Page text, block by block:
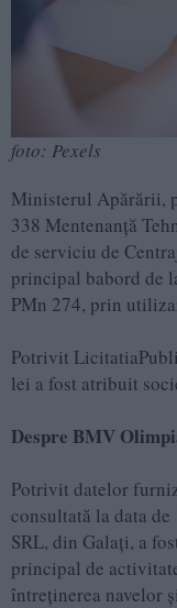
foto: Pexels
Ministerul Apărării,
338 Mentenanţă
de serviciu de
principal babord de
PMn 274, prin
Potrivit
lei a fost atribuit
Despre BMV
Potrivit datelor
consultată la data
SRL, din Galați, a
principal de
întreținerea navelor